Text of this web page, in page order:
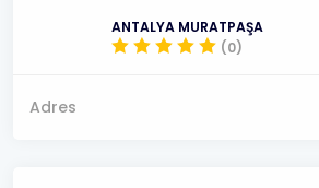
ANTALYA MURATPAŞA
(0)
Adres